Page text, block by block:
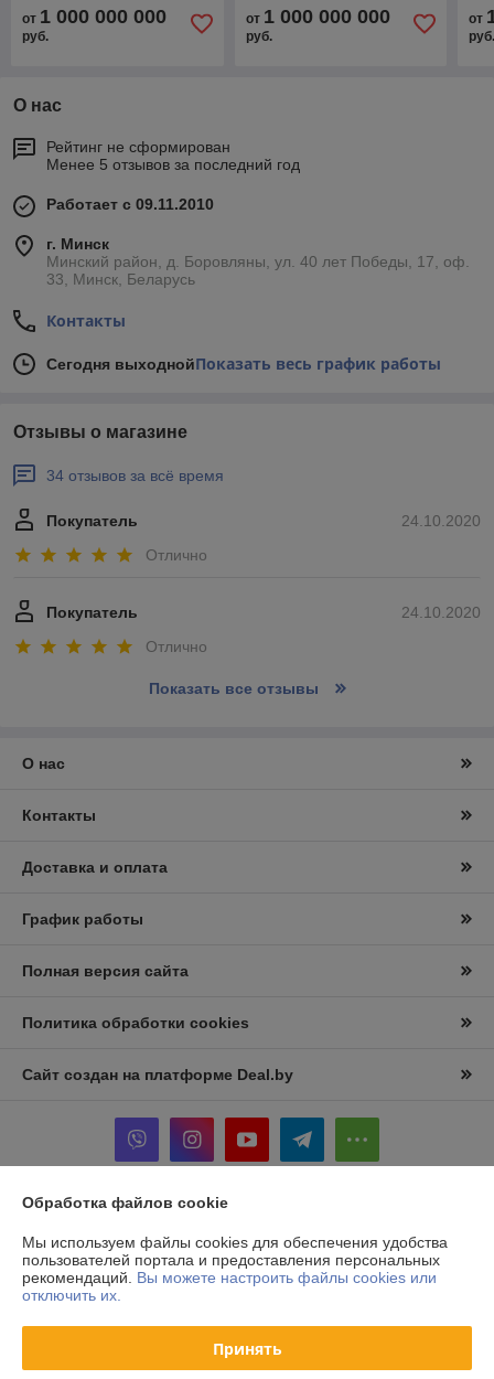
от 1 000 000 000
руб.
от 1 000 000 000
руб.
от
О нас
Рейтинг не сформирован
Менее 5 отзывов за последний год
Работает с 09.11.2010
г. Минск
Минский район, д. Боровляны, ул. 40 лет Победы, 17, оф.
33, Минск, Беларусь
Контакты
Сегодня выходнойПоказать весь график работы
Отзывы о магазине
34 отзывов за всё время
24.10.2020
Покупатель
Отлично
24.10.2020
Покупатель
Отлично
Показать все отзывы
О нас
Контакты
Доставка и оплата
График работы
Полная версия сайта
Политика обработки cookies
Сайт создан на платформе Deal.by
Юридическое лицо:ООО «БелКормМаш»
Республика Беларусь, 223053, Минский район, д. Боровляны, ул. 40
лет Победы, 17, оф. 12
Регистрационный номер ЕГР: 691836680
Обработка файлов cookie
Мы используем файлы cookies для обеспечения удобства
пользователей портала и предоставления персональных
рекомендаций. Вы можете настроить файлы cookies или
отключить их.
Принять